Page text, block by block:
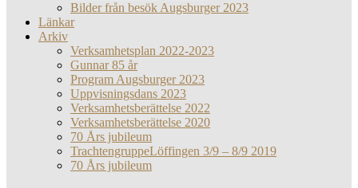
Bilder från besök Augsburger 2023
Länkar
Arkiv
Verksamhetsplan 2022-2023
Gunnar 85 år
Program Augsburger 2023
Uppvisningsdans 2023
Verksamhetsberättelse 2022
Verksamhetsberättelse 2020
70 Års jubileum
TrachtengruppeLöffingen 3/9 – 8/9 2019
70 Års jubileum